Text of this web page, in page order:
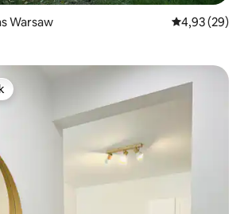
Warsaw Keskmine
4,93 (29)